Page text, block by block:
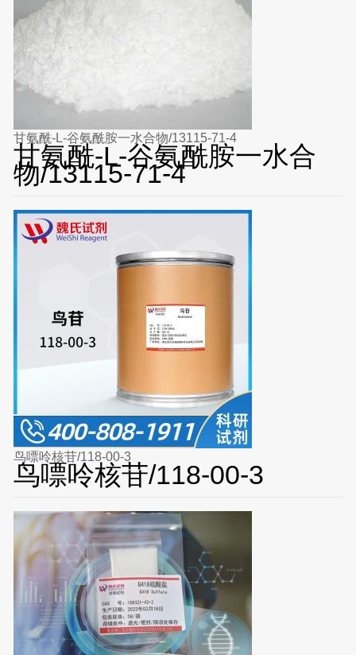
甘氨酰-L-谷氨酰胺一水合物/13115-71-4
甘氨酰-L-谷氨酰胺一水合
物/13115-71-4
鸟嘌呤核苷/118-00-3
鸟嘌呤核苷/118-00-3